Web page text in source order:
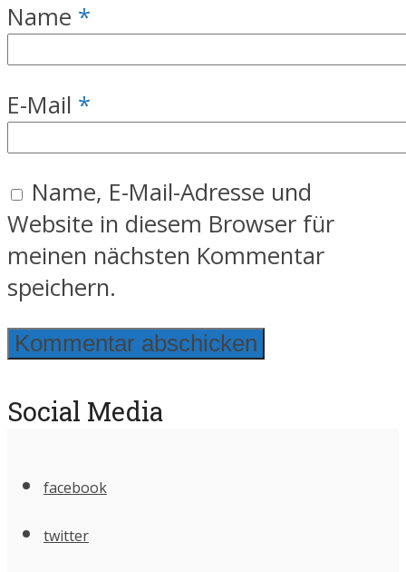
Name *
E-Mail *
Name, E-Mail-Adresse und
Website in diesem Browser für
meinen nächsten Kommentar
speichern.
Social Media
facebook
twitter